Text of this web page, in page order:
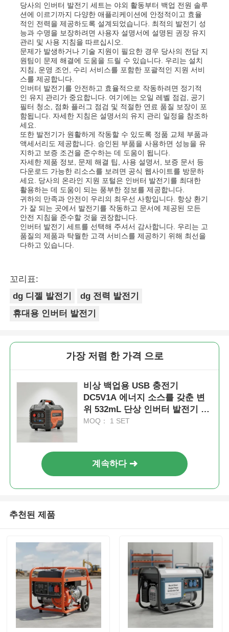
당사의 인버터 발전기 세트는 야외 활동부터 백업 전원 솔루
션에 이르기까지 다양한 애플리케이션에 안정적이고 효율
적인 전력을 제공하도록 설계되었습니다. 최적의 발전기 성
능과 수명을 보장하려면 사용자 설명서에 설명된 권장 유지
관리 및 사용 지침을 따르십시오.
문제가 발생하거나 기술 지원이 필요한 경우 당사의 전담 지
원팀이 문제 해결에 도움을 드릴 수 있습니다. 우리는 설치
지침, 운영 조언, 수리 서비스를 포함한 포괄적인 지원 서비
스를 제공합니다.
인버터 발전기를 안전하고 효율적으로 작동하려면 정기적
인 유지 관리가 중요합니다. 여기에는 오일 레벨 점검, 공기
필터 청소, 점화 플러그 점검 및 적절한 연료 품질 보장이 포
함됩니다. 자세한 지침은 설명서의 유지 관리 일정을 참조하
세요.
또한 발전기가 원활하게 작동할 수 있도록 정품 교체 부품과
액세서리도 제공합니다. 승인된 부품을 사용하면 성능을 유
지하고 보증 조건을 준수하는 데 도움이 됩니다.
자세한 제품 정보, 문제 해결 팁, 사용 설명서, 보증 문서 등
다운로드 가능한 리소스를 보려면 공식 웹사이트를 방문하
세요. 당사의 온라인 지원 포털은 인버터 발전기를 최대한
활용하는 데 도움이 되는 풍부한 정보를 제공합니다.
귀하의 만족과 안전이 우리의 최우선 사항입니다. 항상 환기
가 잘 되는 곳에서 발전기를 작동하고 문서에 제공된 모든
안전 지침을 준수할 것을 권장합니다.
인버터 발전기 세트를 선택해 주셔서 감사합니다. 우리는 고
품질의 제품과 탁월한 고객 서비스를 제공하기 위해 최선을
다하고 있습니다.
꼬리표:
dg 디젤 발전기
dg 전력 발전기
휴대용 인버터 발전기
가장 저렴 한 가격 으로
비상 백업용 USB 충전기
DC5V1A 에너지 소스를 갖춘 변
위 532mL 단상 인버터 발전기 세
트
MOQ： 1 SET
계속하다
추천된 제품